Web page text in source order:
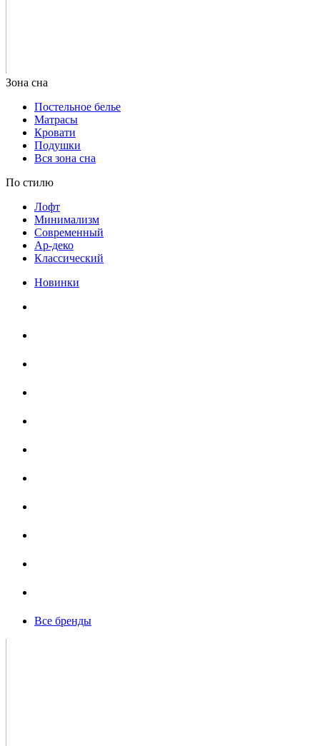
Постельное белье
Матрасы
Кровати
Подушки